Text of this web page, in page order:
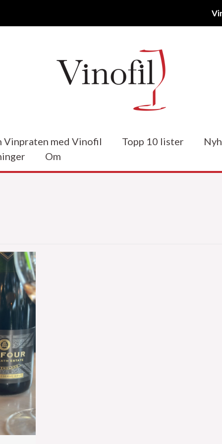
Vinpraten med Vinofil Topp 10 lister
Om